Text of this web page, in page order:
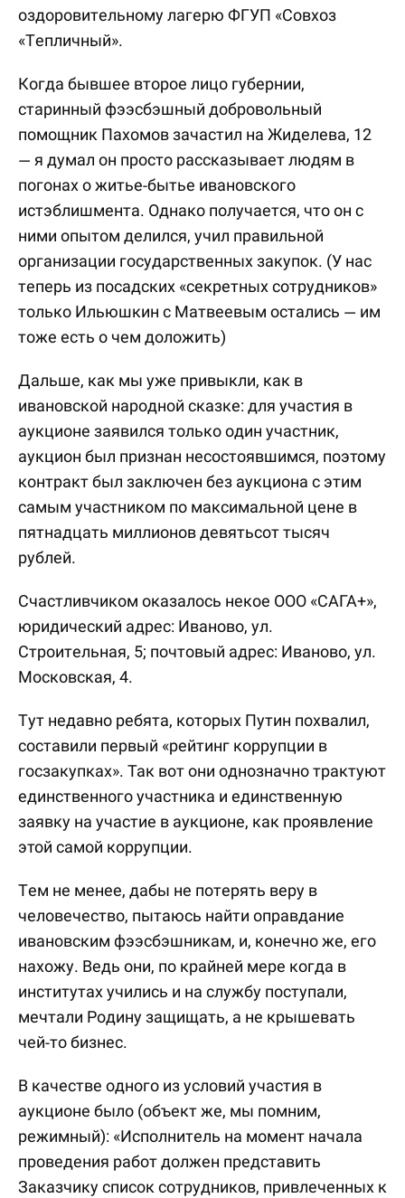
оздоровительному лагерю ФГУП «Совхоз
«Тепличный».
Когда бывшее второе лицо губернии,
старинный фээсбэшный добровольный
помощник Пахомов зачастил на Жиделева, 12
— я думал он просто рассказывает людям в
погонах о житье-бытье ивановского
истэблишмента. Однако получается, что он с
ними опытом делился, учил правильной
организации государственных закупок. (У нас
теперь из посадских «секретных сотрудников»
только Ильюшкин с Матвеевым остались — им
тоже есть о чем доложить)
Дальше, как мы уже привыкли, как в
ивановской народной сказке: для участия в
аукционе заявился только один участник,
аукцион был признан несостоявшимся, поэтому
контракт был заключен без аукциона с этим
самым участником по максимальной цене в
пятнадцать миллионов девятьсот тысяч
рублей.
Счастливчиком оказалось некое ООО «САГА+»,
юридический адрес: Иваново, ул.
Строительная, 5; почтовый адрес: Иваново, ул.
Московская, 4.
Тут недавно ребята, которых Путин похвалил,
составили первый «рейтинг коррупции в
госзакупках». Так вот они однозначно трактуют
единственного участника и единственную
заявку на участие в аукционе, как проявление
этой самой коррупции.
Тем не менее, дабы не потерять веру в
человечество, пытаюсь найти оправдание
ивановским фээсбэшникам, и, конечно же, его
нахожу. Ведь они, по крайней мере когда в
институтах учились и на службу поступали,
мечтали Родину защищать, а не крышевать
чей-то бизнес.
В качестве одного из условий участия в
аукционе было (объект же, мы помним,
режимный): «Исполнитель на момент начала
проведения работ должен представить
Заказчику список сотрудников, привлеченных к